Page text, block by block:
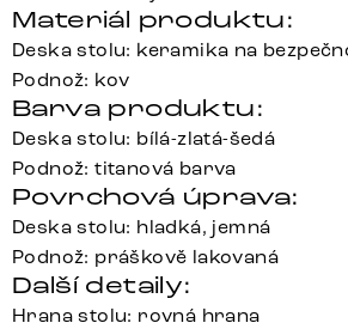
Materiál produktu:
Deska stolu: keramika na
Podnož: kov
Barva produktu:
Deska stolu: bílá-zlatá-šedá
Podnož: titanová barva
Povrchová úprava:
Deska stolu: hladká, jemná
Podnož: práškově lakovaná
Další detaily:
Hrana stolu: rovná hrana